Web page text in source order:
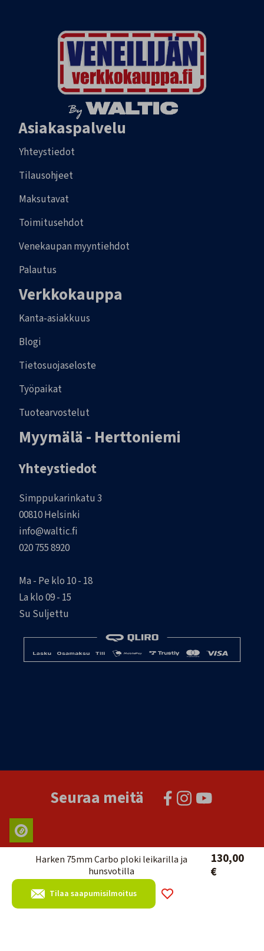
Harken 75mm Carbo ploki leikarilla ja
hunsvotilla
130,00
€
Tilaa saapumisilmoitus
Asiakaspalvelu
Yhteystiedot
Tilausohjeet
Maksutavat
Toimitusehdot
Venekaupan myyntiehdot
Palautus
Verkkokauppa
Kanta-asiakkuus
Blogi
Tietosuojaseloste
Työpaikat
Tuotearvostelut
Myymälä - Herttoniemi
Yhteystiedot
Simppukarinkatu 3
00810 Helsinki
info@waltic.fi
020 755 8920
Ma - Pe klo 10 - 18
La klo 09 - 15
Su Suljettu
Seuraa meitä